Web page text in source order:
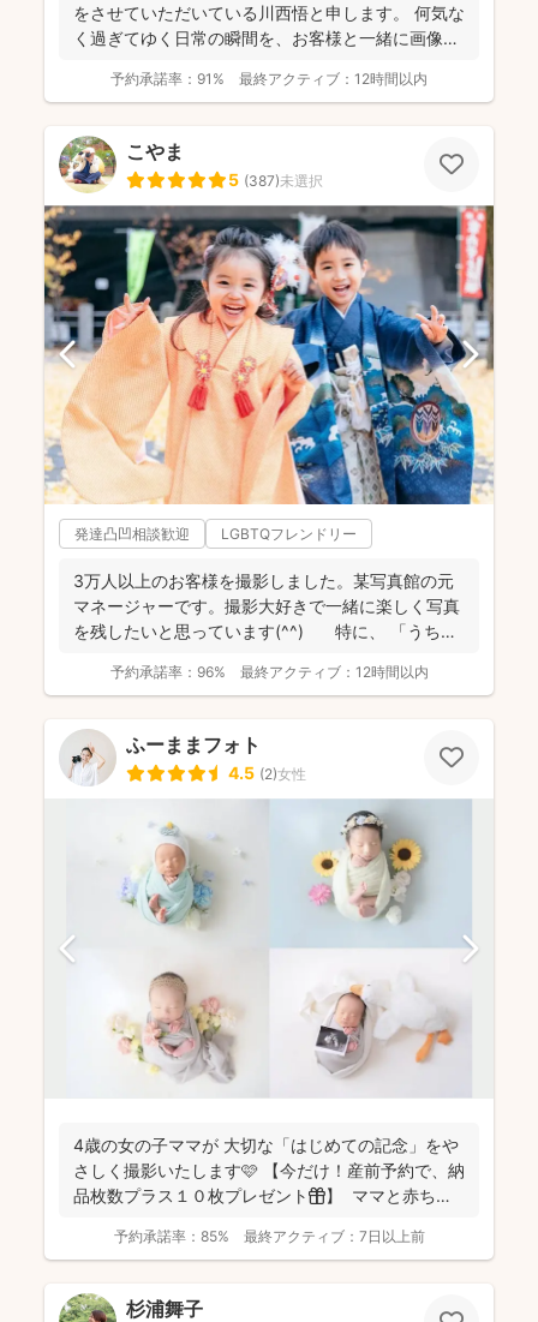
をさせていただいている川西悟と申します。 何気な
く過ぎてゆく日常の瞬間を、お客様と一緒に画像と
予約承諾率： 91% 最終アクティブ： 12時間以内
こやま
5 (387)未選択
発達凸凹相談歓迎 LGBTQフレンドリー
3万人以上のお客様を撮影しました。某写真館の元
マネージャーです。撮影大好きで一緒に楽しく写真
を残したいと思っています(^^) 特に、 「うち
予約承諾率： 96% 最終アクティブ： 12時間以内
ふーままフォト
4.5 (2)女性
4歳の女の子ママが 大切な「はじめての記念」をや
さしく撮影いたします🩷 【今だけ！産前予約で、納
品枚数プラス１０枚プレゼント🎁】 ママと赤ちゃ
予約承諾率： 85% 最終アクティブ： 7日以上前
杉浦舞子